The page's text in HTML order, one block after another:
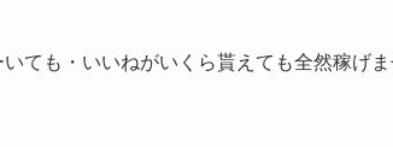
ても・いいねがいくら貰えても全然稼げま